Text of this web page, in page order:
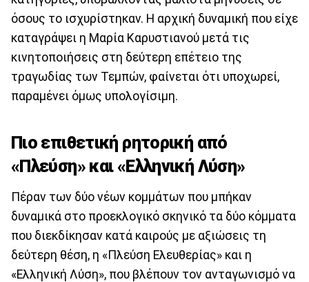
όσους το ισχυρίστηκαν. Η αρχική δυναμική που είχε
καταγράψει η Μαρία Καρυστιανού μετά τις
κινητοποιήσεις στη δεύτερη επέτειο της
τραγωδίας των Τεμπών, φαίνεται ότι υποχωρεί,
παραμένει όμως υπολογίσιμη.
Πιο επιθετική ρητορική από
«Πλεύση» και «Ελληνική Λύση»
Πέραν των δύο νέων κομμάτων που μπήκαν
δυναμικά στο προεκλογικό σκηνικό τα δύο κόμματα
που διεκδίκησαν κατά καιρούς με αξιώσεις τη
δεύτερη θέση, η «Πλεύση Ελευθερίας» και η
«Ελληνική Λύση», που βλέπουν τον ανταγωνισμό να